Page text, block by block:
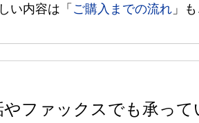
い内容は「 ご購入までの流れ 」
やファックスでも承って